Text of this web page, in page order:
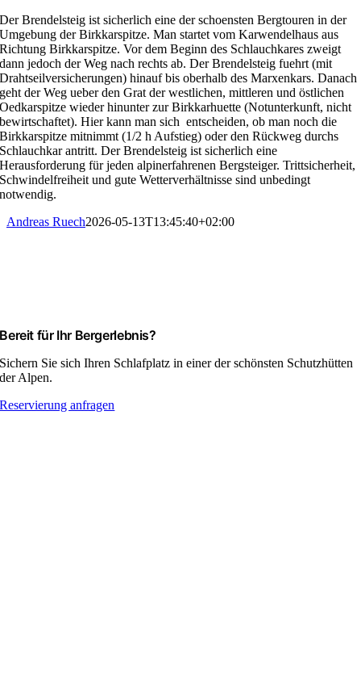
Der Brendelsteig ist sicherlich eine der schoensten Bergtouren in der
Umgebung der Birkkarspitze. Man startet vom Karwendelhaus aus
Richtung Birkkarspitze. Vor dem Beginn des Schlauchkares zweigt
dann jedoch der Weg nach rechts ab. Der Brendelsteig fuehrt (mit
Drahtseilversicherungen) hinauf bis oberhalb des Marxenkars. Danach
geht der Weg ueber den Grat der westlichen, mittleren und östlichen
Oedkarspitze wieder hinunter zur Birkkarhuette (Notunterkunft, nicht
bewirtschaftet). Hier kann man sich entscheiden, ob man noch die
Birkkarspitze mitnimmt (1/2 h Aufstieg) oder den Rückweg durchs
Schlauchkar antritt. Der Brendelsteig ist sicherlich eine
Herausforderung für jeden alpinerfahrenen Bergsteiger. Trittsicherheit,
Schwindelfreiheit und gute Wetterverhältnisse sind unbedingt
notwendig.
Andreas Ruech2026-05-13T13:45:40+02:00
Bereit für Ihr Bergerlebnis?
Sichern Sie sich Ihren Schlafplatz in einer der schönsten Schutzhütten
der Alpen.
Reservierung anfragen